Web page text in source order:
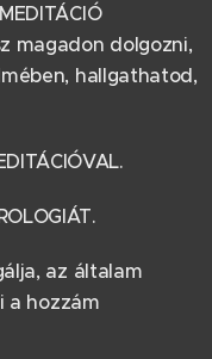
magadon dolgozni,
hallgathatod,
az általam
a hozzám